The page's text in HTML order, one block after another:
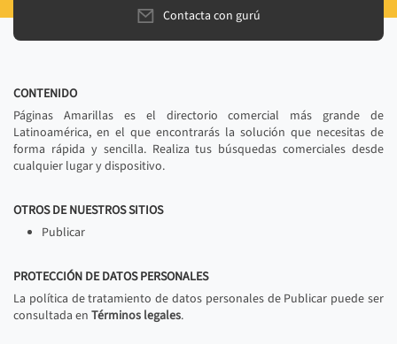
Contacta con gurú
CONTENIDO
Páginas Amarillas es el directorio comercial más grande de
Latinoamérica, en el que encontrarás la solución que necesitas de
forma rápida y sencilla. Realiza tus búsquedas comerciales desde
cualquier lugar y dispositivo.
OTROS DE NUESTROS SITIOS
Publicar
PROTECCIÓN DE DATOS PERSONALES
La política de tratamiento de datos personales de Publicar puede ser
consultada en Términos legales.